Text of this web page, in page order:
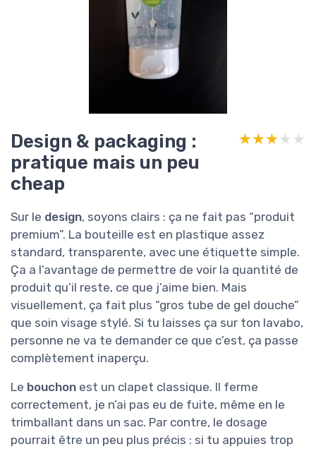
Design & packaging :
pratique mais un peu
cheap
★★★★★
★★★★★
Sur le design, soyons clairs : ça ne fait pas “produit
premium”. La bouteille est en plastique assez
standard, transparente, avec une étiquette simple.
Ça a l’avantage de permettre de voir la quantité de
produit qu’il reste, ce que j’aime bien. Mais
visuellement, ça fait plus “gros tube de gel douche”
que soin visage stylé. Si tu laisses ça sur ton lavabo,
personne ne va te demander ce que c’est, ça passe
complètement inaperçu.
Le bouchon est un clapet classique. Il ferme
correctement, je n’ai pas eu de fuite, même en le
trimballant dans un sac. Par contre, le dosage
pourrait être un peu plus précis : si tu appuies trop